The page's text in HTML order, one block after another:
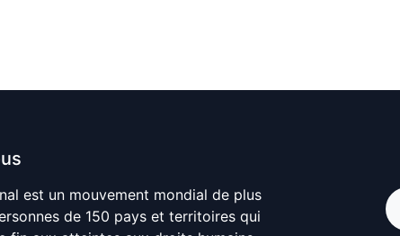
est un mouvement mondial de plus
de 150 pays et territoires qui